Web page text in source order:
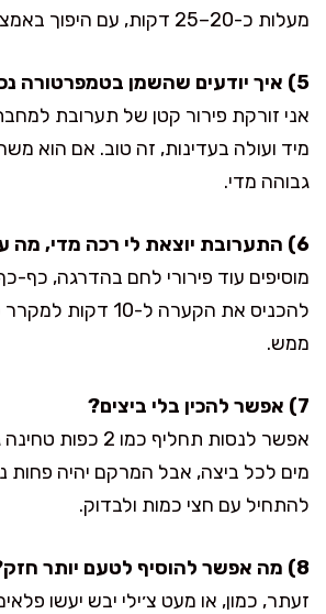
מעלות כ-20–25 דקות, עם היפוך באמצע.
5) איך יודעים שהשמן בטמפרטורה נכונה?
אני זורקת פירור קטן של תערובת
מיד ועולה בעדינות, זה טוב. אם הוא
גבוהה מדי.
6) התערובת יוצאת לי רכה מדי, מה עושים?
מוסיפים עוד פירורי לחם בהדרגה, כף-
להכניס את הקערה ל-10
ממש.
7) אפשר להכין בלי ביצים?
מים לכל ביצה, אבל המרקם יהיה פחות
להתחיל עם חצי כמות ולבדוק.
8) מה אפשר להוסיף לטעם יותר חזק?
זעתר, כמון, או מעט צ׳ילי יבש יעשו